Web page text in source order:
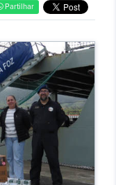
Partilhar